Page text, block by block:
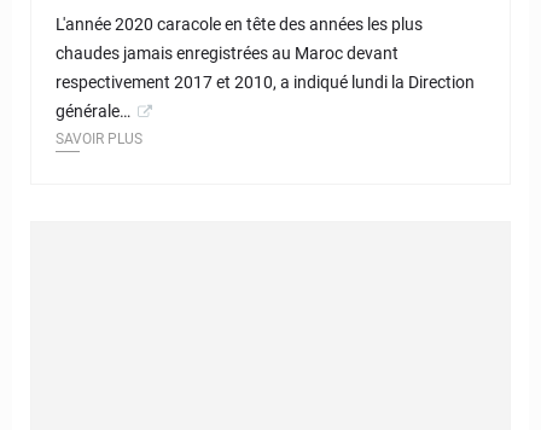
L'année 2020 caracole en tête des années les plus
chaudes jamais enregistrées au Maroc devant
respectivement 2017 et 2010, a indiqué lundi la Direction
générale…
SAVOIR PLUS